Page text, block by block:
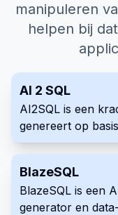
manipuleren
helpen bij
AI 2 SQL
AI2SQL is een
genereert op
ondersteunt
alle gebruikers
BlazeSQL
BlazeSQL is een
generator en